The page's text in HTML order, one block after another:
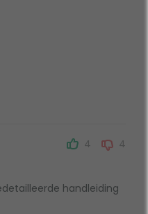
4 4
handleiding